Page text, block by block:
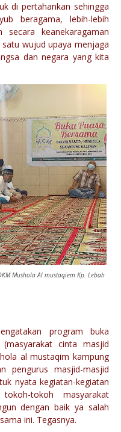
di pertahankan sehingga
beragama, lebih-lebih
keanekaragaman
wujud upaya menjaga
dan negara yang kita
Mushola Al mustaqiem Kp. Lebah
program buka
cinta masjid
al mustaqim kampung
pengurus masjid-masjid
nyata kegiatan-kegiatan
tokoh masyarakat
dengan baik ya salah
ini. Tegasnya.